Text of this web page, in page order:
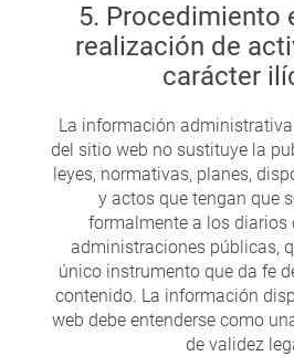
5. Procedimiento
realización de
carácter
La información
del sitio web no sustituye la
leyes, normativas, planes,
y actos que tengan que
formalmente a los diarios
administraciones públicas,
único instrumento que da fe
contenido. La información
web debe entenderse como
de validez